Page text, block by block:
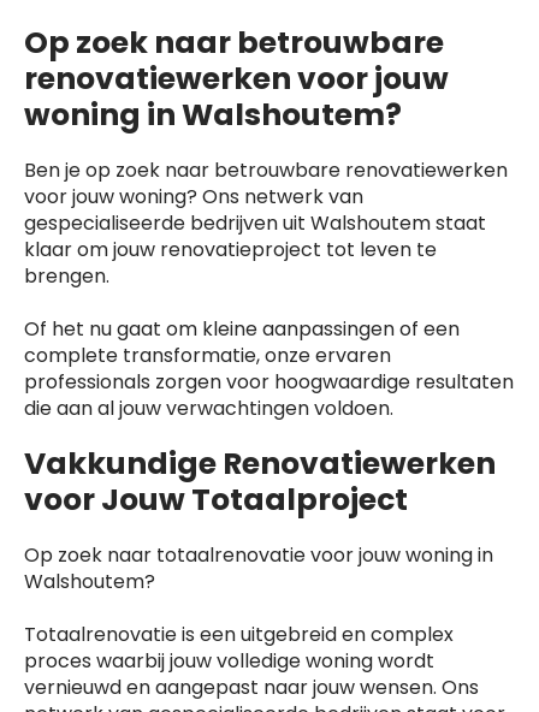
Op zoek naar betrouwbare
renovatiewerken voor jouw
woning in Walshoutem?
Ben je op zoek naar betrouwbare renovatiewerken
voor jouw woning? Ons netwerk van
gespecialiseerde bedrijven uit Walshoutem staat
klaar om jouw renovatieproject tot leven te
brengen.
Of het nu gaat om kleine aanpassingen of een
complete transformatie, onze ervaren
professionals zorgen voor hoogwaardige resultaten
die aan al jouw verwachtingen voldoen.
Vakkundige Renovatiewerken
voor Jouw Totaalproject
Op zoek naar totaalrenovatie voor jouw woning in
Walshoutem?
Totaalrenovatie is een uitgebreid en complex
proces waarbij jouw volledige woning wordt
vernieuwd en aangepast naar jouw wensen. Ons